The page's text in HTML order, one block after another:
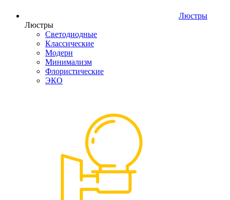
Люстры
Люстры
Светодиодные
Классические
Модерн
Минимализм
Флористические
ЭКО